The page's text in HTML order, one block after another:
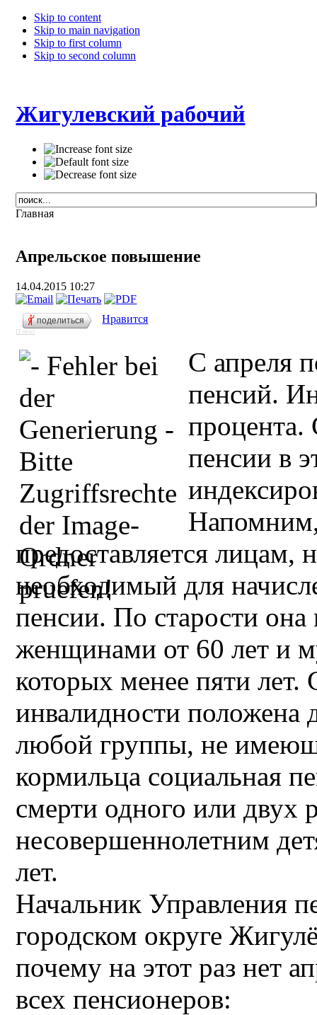
Skip to content
Skip to main navigation
Skip to first column
Skip to second column
Жигулевский рабочий
Главная
Апрельское повышение
14.04.2015 10:27
поделиться Нравится
IT news
С апреля
пенсий.
процента.
пенсии в
Напомним,
предоставляется лицам,
необходимый для
пенсии. По старости
женщинами от 60 лет и
которых менее пяти лет.
инвалидности положена
любой группы, не
кормильца социальная
смерти одного или двух
несовершеннолетним
лет.
Начальник Управления
городском округе
почему на этот раз нет
всех пенсионеров: